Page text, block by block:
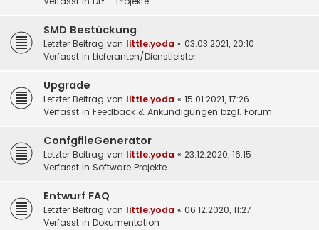
SMD Bestückung
Letzter Beitrag von little.yoda « 03.03.2021, 20:10
Verfasst in Lieferanten/Dienstleister
Upgrade
Letzter Beitrag von little.yoda « 15.01.2021, 17:26
Verfasst in Feedback & Ankündigungen bzgl. Forum
ConfgfileGenerator
Letzter Beitrag von little.yoda « 23.12.2020, 16:15
Verfasst in Software Projekte
Entwurf FAQ
Letzter Beitrag von little.yoda « 06.12.2020, 11:27
Verfasst in Dokumentation